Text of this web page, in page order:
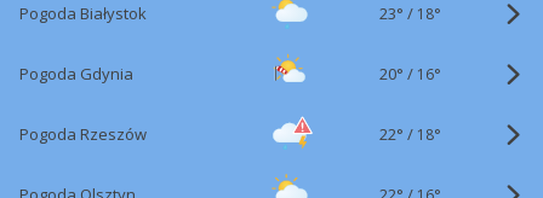
Pogoda Białystok 23° / 18°
Pogoda Gdynia 20° / 16°
Pogoda Rzeszów 22° / 18°